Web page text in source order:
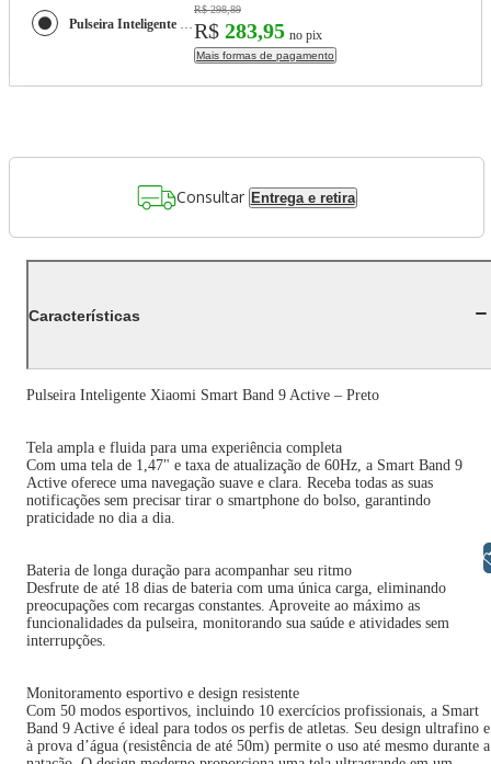
Pulseira Inteligente Xiaomi Smart Band 9 Active - Preto
R$ 298,89
R$ 283,95 no pix
Mais formas de pagamento
Consultar Entrega e retira
Características
Pulseira Inteligente Xiaomi Smart Band 9 Active – Preto
Tela ampla e fluida para uma experiência completa
Com uma tela de 1,47" e taxa de atualização de 60Hz, a Smart Band 9
Active oferece uma navegação suave e clara. Receba todas as suas
notificações sem precisar tirar o smartphone do bolso, garantindo
praticidade no dia a dia.
Bateria de longa duração para acompanhar seu ritmo
Desfrute de até 18 dias de bateria com uma única carga, eliminando
preocupações com recargas constantes. Aproveite ao máximo as
funcionalidades da pulseira, monitorando sua saúde e atividades sem
interrupções.
Monitoramento esportivo e design resistente
Com 50 modos esportivos, incluindo 10 exercícios profissionais, a Smart
Band 9 Active é ideal para todos os perfis de atletas. Seu design ultrafino e
à prova d’água (resistência de até 50m) permite o uso até mesmo durante a